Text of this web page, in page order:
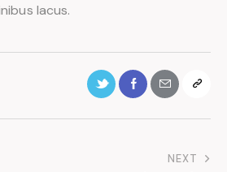
lacus.
NEXT